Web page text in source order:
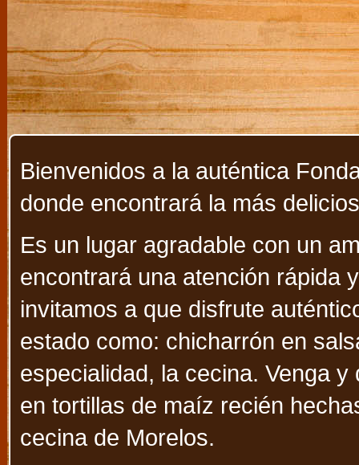
Bienvenidos a la auténtica
donde encontrará la más
Es un lugar agradable con un
encontrará una atención rápida
invitamos a que disfrute
estado como: chicharrón en
especialidad, la cecina. Venga
en tortillas de maíz recién
cecina de Morelos.